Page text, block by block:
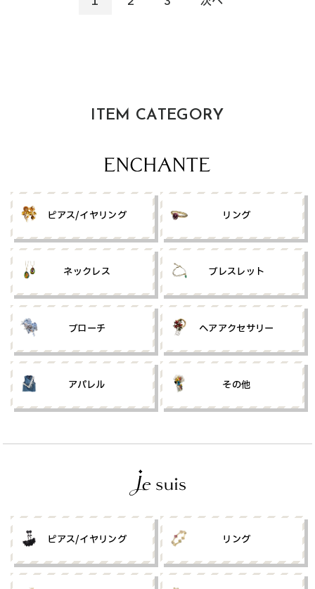
ITEM CATEGORY
ピアス/イヤリング リング
ネックレス ブレスレット
ブローチ ヘアアクセサリー
アパレル その他
ピアス/イヤリング リング